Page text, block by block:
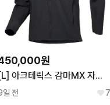
원
[L] 아크테릭스 감마MX 자켓 블랙 판매합니다
일 전 7